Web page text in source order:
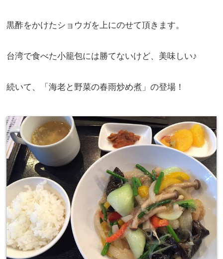
黒酢をかけたショウガを上にのせて頂きます。
台湾で食べた小籠包には勝てないけど、美味しい♪
続いて、「海老と野菜の春雨炒め煮」の登場！